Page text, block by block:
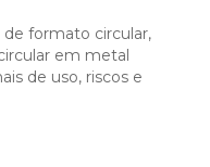
formato circular,
em metal
de uso, riscos e